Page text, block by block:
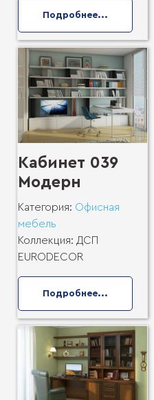
Подробнее...
Кабинет 039
Модерн
Категория: Офисная
мебель
Коллекция: ДСП
EURODECOR
Подробнее...